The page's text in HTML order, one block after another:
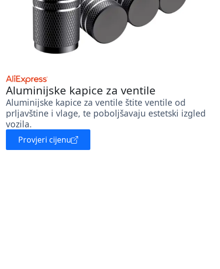
Aluminijske kapice za ventile
Aluminijske kapice za ventile štite ventile od
prljavštine i vlage, te poboljšavaju estetski izgled
vozila.
Provjeri cijenu